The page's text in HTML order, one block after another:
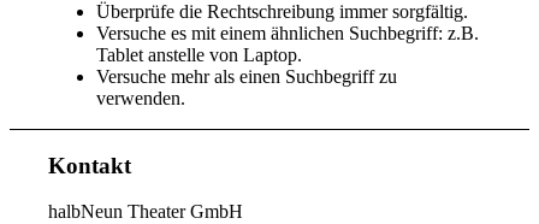
Überprüfe die Rechtschreibung immer sorgfältig.
Versuche es mit einem ähnlichen Suchbegriff: z.B.
Tablet anstelle von Laptop.
Versuche mehr als einen Suchbegriff zu
verwenden.
Kontakt
halbNeun Theater GmbH